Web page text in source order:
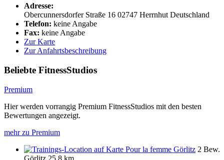
Adresse:
Obercunnersdorfer Straße 16 02747 Herrnhut Deutschland
Telefon: keine Angabe
Fax: keine Angabe
Zur Karte
Zur Anfahrtsbeschreibung
Beliebte FitnessStudios
Premium
Hier werden vorrangig Premium FitnessStudios mit den besten
Bewertungen angezeigt.
mehr zu Premium
Pour la femme Görlitz 2 Bew.
Görlitz 25.8 km